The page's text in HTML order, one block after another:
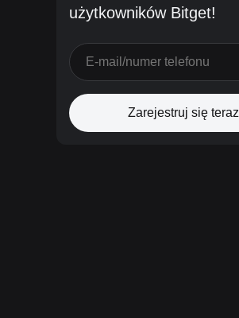
użytkowników Bitget!
Zarejestruj się teraz